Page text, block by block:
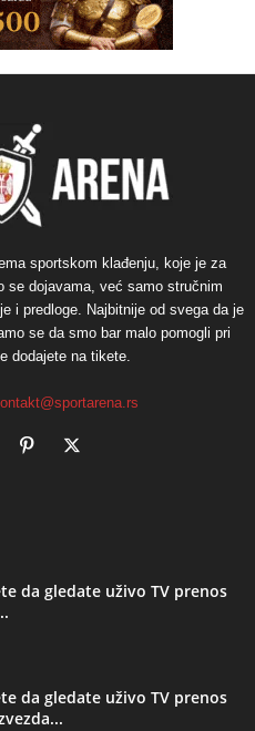
sportskom klađenju, koje je za
se dojavama, već samo stručnim
i predloge. Najbitnije od svega da je
se da smo bar malo pomogli pri
dodajete na tikete.
da gledate uživo TV prenos
da gledate uživo TV prenos